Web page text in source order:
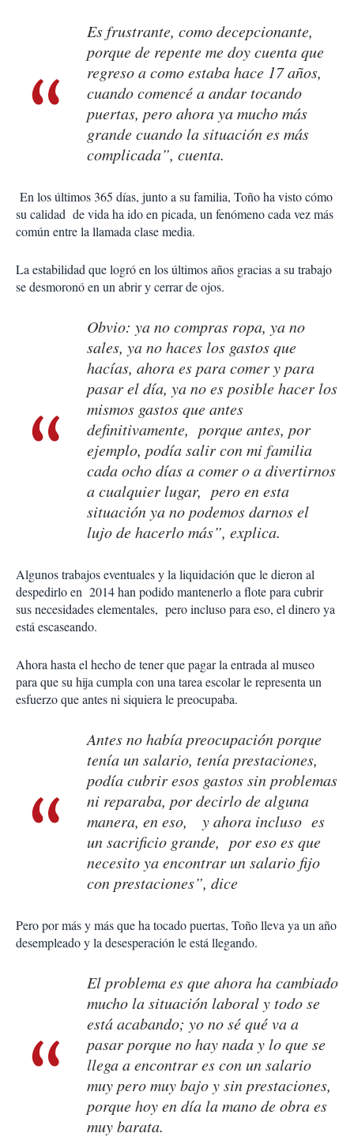
Es frustrante, como decepcionante,
porque de repente me doy cuenta que
regreso a como estaba hace 17 años,
cuando comencé a andar tocando
puertas, pero ahora ya mucho más
grande cuando la situación es más
complicada”, cuenta.
En los últimos 365 días, junto a su familia, Toño ha visto cómo
su calidad de vida ha ido en picada, un fenómeno cada vez más
común entre la llamada clase media.
La estabilidad que logró en los últimos años gracias a su trabajo
se desmoronó en un abrir y cerrar de ojos.
Obvio: ya no compras ropa, ya no
sales, ya no haces los gastos que
hacías, ahora es para comer y para
pasar el día, ya no es posible hacer los
mismos gastos que antes
definitivamente, porque antes, por
ejemplo, podía salir con mi familia
cada ocho días a comer o a divertirnos
a cualquier lugar, pero en esta
situación ya no podemos darnos el
lujo de hacerlo más”, explica.
Algunos trabajos eventuales y la liquidación que le dieron al
despedirlo en 2014 han podido mantenerlo a flote para cubrir
sus necesidades elementales, pero incluso para eso, el dinero ya
está escaseando.
Ahora hasta el hecho de tener que pagar la entrada al museo
para que su hija cumpla con una tarea escolar le representa un
esfuerzo que antes ni siquiera le preocupaba.
Antes no había preocupación porque
tenía un salario, tenía prestaciones,
podía cubrir esos gastos sin problemas
ni reparaba, por decirlo de alguna
manera, en eso, y ahora incluso es
un sacrificio grande, por eso es que
necesito ya encontrar un salario fijo
con prestaciones”, dice
Pero por más y más que ha tocado puertas, Toño lleva ya un año
desempleado y la desesperación le está llegando.
El problema es que ahora ha cambiado
mucho la situación laboral y todo se
está acabando; yo no sé qué va a
pasar porque no hay nada y lo que se
llega a encontrar es con un salario
muy pero muy bajo y sin prestaciones,
porque hoy en día la mano de obra es
muy barata.